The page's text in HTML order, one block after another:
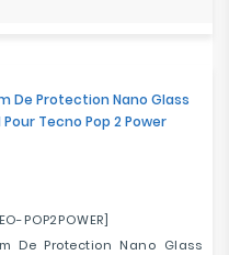
De Protection Nano Glass
Pour Tecno Pop 2 Power
POP2POWER]
De Protection Nano Glass